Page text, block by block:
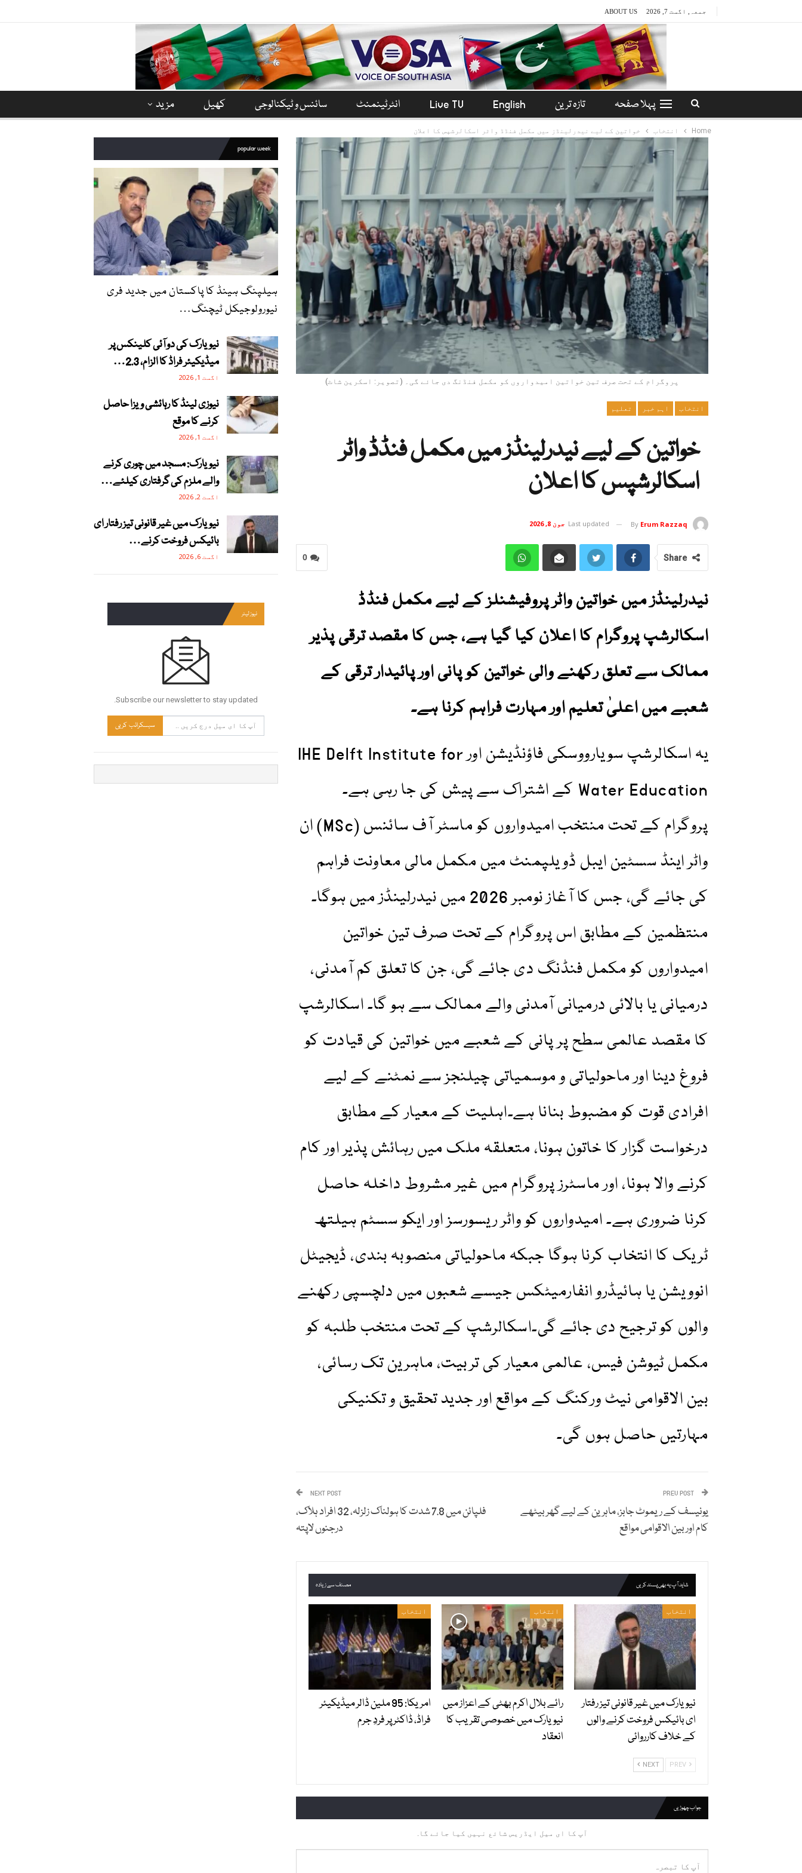
جمعہ, اگست 7, 2026 ABOUT US
پہلا صفحہ تازہ ترین English
Live TV انٹرٹینمنٹ سائنس و ٹیکنالوجی کھیل مزید
Home انتخاب خواتین کے لیے نیدرلینڈز میں مکمل فنڈڈ واٹر اسکالرشپس کا اعلان
پروگرام کے تحت صرف تین خواتین امیدواروں کو مکمل فنڈنگ دی جائے گی۔ (تصویر: اسکرین شاٹ)
انتخاب اہم خبر تعلیم
خواتین کے لیے نیدرلینڈز میں مکمل فنڈڈ واٹر
اسکالرشپس کا اعلان
By Erum Razzaq
Last updated جون 8, 2026
0 Share
نیدرلینڈز میں خواتین واٹر پروفیشنلز کے لیے مکمل فنڈڈ
اسکالرشپ پروگرام کا اعلان کیا گیا ہے، جس کا مقصد ترقی پذیر
ممالک سے تعلق رکھنے والی خواتین کو پانی اور پائیدار ترقی کے
شعبے میں اعلیٰ تعلیم اور مہارت فراہم کرنا ہے۔
یہ اسکالرشپ سویارووسکی فاؤنڈیشن اور IHE Delft Institute for
Water Education کے اشتراک سے پیش کی جا رہی ہے۔
پروگرام کے تحت منتخب امیدواروں کو ماسٹر آف سائنس (MSc) ان
واٹر اینڈ سسٹین ایبل ڈویلپمنٹ میں مکمل مالی معاونت فراہم
کی جائے گی، جس کا آغاز نومبر 2026 میں نیدرلینڈز میں ہوگا۔
منتظمین کے مطابق اس پروگرام کے تحت صرف تین خواتین
امیدواروں کو مکمل فنڈنگ دی جائے گی، جن کا تعلق کم آمدنی،
درمیانی یا بالائی درمیانی آمدنی والے ممالک سے ہو گا۔ اسکالرشپ
کا مقصد عالمی سطح پر پانی کے شعبے میں خواتین کی قیادت کو
فروغ دینا اور ماحولیاتی و موسمیاتی چیلنجز سے نمٹنے کے لیے
افرادی قوت کو مضبوط بنانا ہے۔اہلیت کے معیار کے مطابق
درخواست گزار کا خاتون ہونا، متعلقہ ملک میں رہائش پذیر اور کام
کرنے والا ہونا، اور ماسٹرز پروگرام میں غیر مشروط داخلہ حاصل
کرنا ضروری ہے۔ امیدواروں کو واٹر ریسورسز اور ایکو سسٹم ہیلتھ
ٹریک کا انتخاب کرنا ہوگا جبکہ ماحولیاتی منصوبہ بندی، ڈیجیٹل
انوویشن یا ہائیڈرو انفارمیٹکس جیسے شعبوں میں دلچسپی رکھنے
والوں کو ترجیح دی جائے گی۔اسکالرشپ کے تحت منتخب طلبہ کو
مکمل ٹیوشن فیس، عالمی معیار کی تربیت، ماہرین تک رسائی،
بین الاقوامی نیٹ ورکنگ کے مواقع اور جدید تحقیق و تکنیکی
مہارتیں حاصل ہوں گی۔
یونیسف کے ریموٹ جابز، ماہرین کے لیے گھر بیٹھے
کام اور بین الاقوامی مواقع
NEXT POST
فلپائن میں 7.8 شدت کا ہولناک زلزلہ، 32 افراد ہلاک،
درجنوں لاپتہ
شاید آپ یہ بھی پسند کریں مصنف سے زیادہ
انتخاب
نیویارک میں غیر قانونی تیز رفتار
ای بائیکس فروخت کرنے والوں
کے خلاف کارروائی
انتخاب
رائے بلال اکرم بھٹی کے اعزاز میں
نیویارک میں خصوصی تقریب کا
انعقاد
انتخاب
امریکا: 95 ملین ڈالر میڈیکیئر
فراڈ، ڈاکٹر پر فردِ جرم
NEXT
جواب چھوڑیں
آپ کا ای میل ایڈریس شائع نہیں کیا جائے گا.
popular week
ہیلپنگ ہینڈ کا پاکستان میں جدید فری
نیورولوجیکل ٹیچنگ…
نیویارک کی دو آئی کلینکس پر
میڈیکیئر فراڈ کا الزام، 2.3…
اگست 1, 2026
نیوزی لینڈ کا رہائشی ویزا حاصل
کرنے کا موقع
اگست 1, 2026
نیویارک: مسجد میں چوری کرنے
والے ملزم کی گرفتاری کیلئے…
اگست 2, 2026
نیویارک میں غیر قانونی تیز رفتار ای
بائیکس فروخت کرنے…
اگست 6, 2026
نیوز لیٹر
Subscribe our newsletter to stay updated.
سبسکرائب کریں